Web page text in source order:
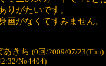
りがたいです。
画がなくてすみません。
あきち (0回/2009/07/23(Thu)
No4404)